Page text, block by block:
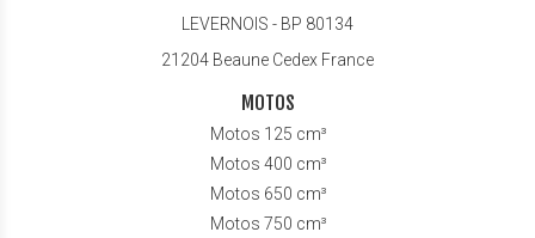
LEVERNOIS - BP 80134
21204 Beaune Cedex France
MOTOS
Motos 125 cm³
Motos 400 cm³
Motos 650 cm³
Motos 750 cm³